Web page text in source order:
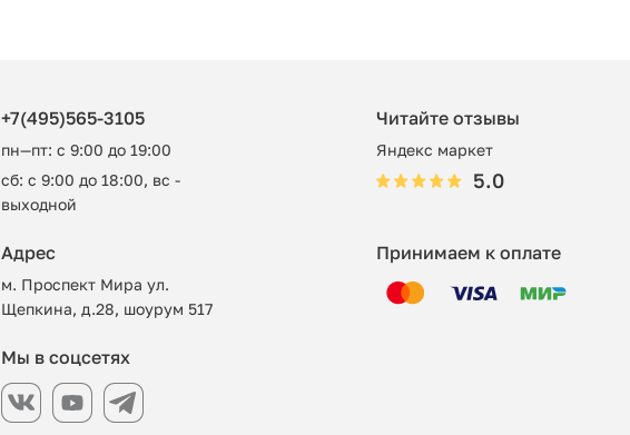
+7(495)565-3105
пн—пт: с 9:00 до 19:00
сб: с 9:00 до 18:00, вс -
выходной
Читайте отзывы
Яндекс маркет
5.0
Адрес
м. Проспект Мира ул.
Щепкина, д.28, шоурум 517
Принимаем к оплате
Мы в соцсетях